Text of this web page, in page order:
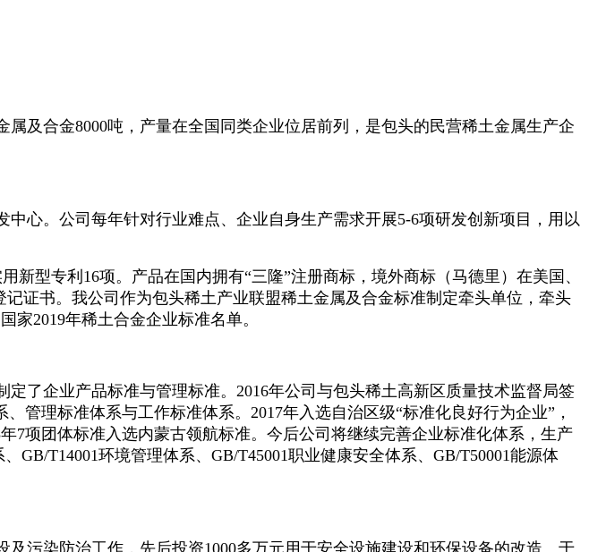
属及合金8000吨，产量在全国同类企业位居前列，是包头的民营稀土金属生产企
心。公司每年针对行业难点、企业自身生产需求开展5-6项研发创新项目，用以
新型专利16项。 产品在国内拥有“三隆”注册商标 ，境外商标（马德里）在美国、
证书。 我公司 作为包头稀土产业联盟稀土金属及合金标准制定牵头单位，牵头
家2019年稀土合金企业标准名单。
了企业产品标准与管理标准。 2016年公司与包头稀土高新区质量技术监督局签
管理标准体系与工作标准体系。2017年入选自治区级“标准化良好行为企业”，
项团体标准入选内蒙古领航标准。今后公司将继续完善企业标准化体系， 生产
GB/T14001环境管理体系、GB/T45001职业健康安全体系、GB/T50001能源体
及污染防治工作，先后投资1000多万元用于安全设施建设和环保设备的改造。于